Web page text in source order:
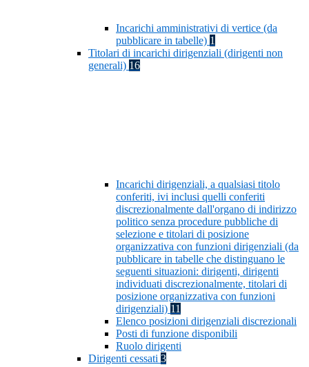
Incarichi amministrativi di vertice (da
pubblicare in tabelle) 1
Titolari di incarichi dirigenziali (dirigenti non
generali) 16
Incarichi dirigenziali, a qualsiasi titolo
conferiti, ivi inclusi quelli conferiti
discrezionalmente dall'organo di indirizzo
politico senza procedure pubbliche di
selezione e titolari di posizione
organizzativa con funzioni dirigenziali (da
pubblicare in tabelle che distinguano le
seguenti situazioni: dirigenti, dirigenti
individuati discrezionalmente, titolari di
posizione organizzativa con funzioni
dirigenziali) 11
Elenco posizioni dirigenziali discrezionali
Posti di funzione disponibili
Ruolo dirigenti
Dirigenti cessati 3